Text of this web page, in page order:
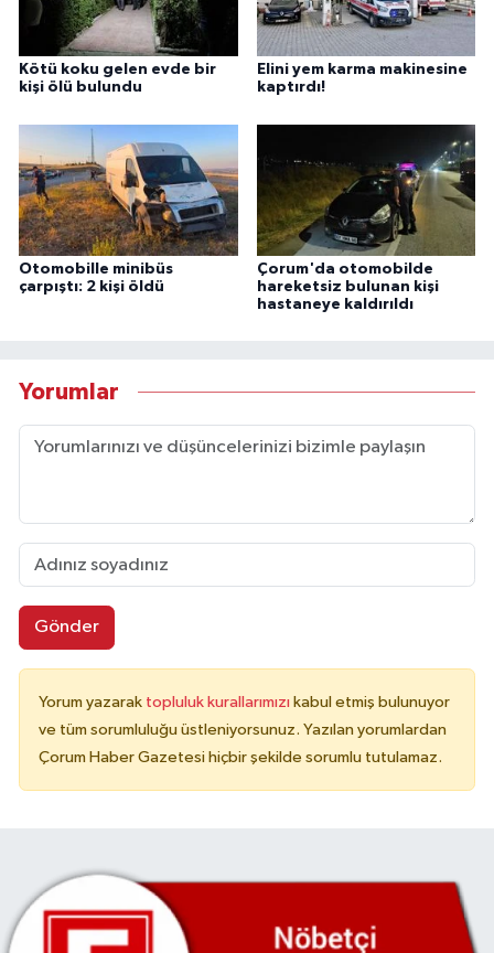
Kötü koku gelen evde bir
kişi ölü bulundu
Elini yem karma makinesine
kaptırdı!
Otomobille minibüs
çarpıştı: 2 kişi öldü
Çorum'da otomobilde
hareketsiz bulunan kişi
hastaneye kaldırıldı
Yorumlar
Gönder
Yorum yazarak topluluk kurallarımızı kabul etmiş bulunuyor
ve tüm sorumluluğu üstleniyorsunuz. Yazılan yorumlardan
Çorum Haber Gazetesi hiçbir şekilde sorumlu tutulamaz.